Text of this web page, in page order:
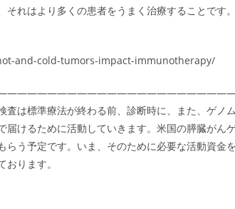
れはより多くの患者をうまく治療することです。
and-cold-tumors-impact-immunotherapy/
準療法が終わる前、診断時に、また、ゲノム
けるために活動していきます。米国の膵臓がん
う予定です。いま、そのために必要な活動資金を
ります。